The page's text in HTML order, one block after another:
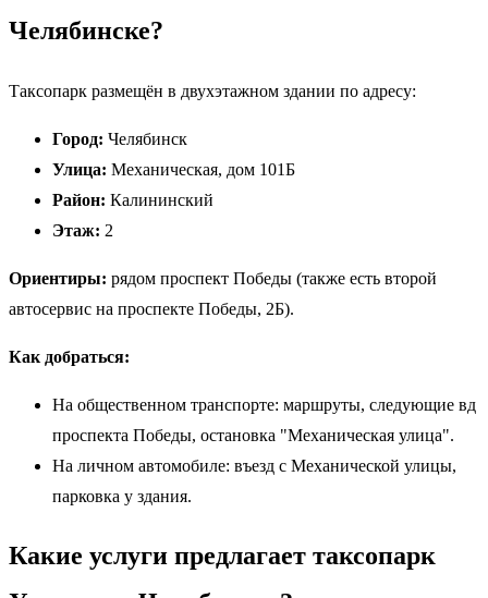
Челябинске?
Таксопарк размещён в двухэтажном здании по адресу:
Город: Челябинск
Улица: Механическая, дом 101Б
Район: Калининский
Этаж: 2
Ориентиры: рядом проспект Победы (также есть второй
автосервис на проспекте Победы, 2Б).
Как добраться:
На общественном транспорте: маршруты, следующие вд
проспекта Победы, остановка "Механическая улица".
На личном автомобиле: въезд с Механической улицы,
парковка у здания.
Какие услуги предлагает таксопарк